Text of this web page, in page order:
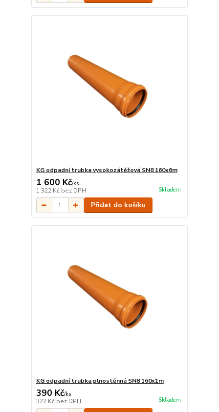
KG odpadní trubka vysokozátěžová SN8 160x6m
1 600 Kč/ks
1 322 Kč bez DPH Skladem
Přidat do košíku
KG odpadní trubka plnostěnná SN8 160x1m
390 Kč/ks
322 Kč bez DPH Skladem